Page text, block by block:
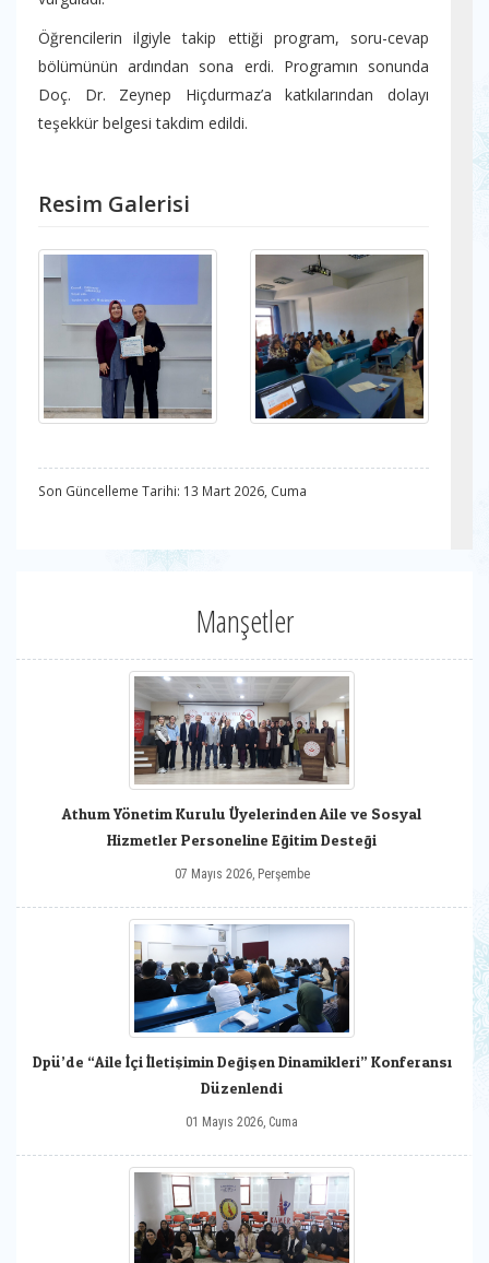
Öğrencilerin ilgiyle takip ettiği program, soru-cevap
bölümünün ardından sona erdi. Programın sonunda
Doç. Dr. Zeynep Hiçdurmaz’a katkılarından dolayı
teşekkür belgesi takdim edildi.
Resim Galerisi
Son Güncelleme Tarihi: 13 Mart 2026, Cuma
Manşetler
Athum Yönetim Kurulu Üyelerinden Aile ve Sosyal
Hizmetler Personeline Eğitim Desteği
07 Mayıs 2026, Perşembe
Dpü’de “Aile İçi İletişimin Değişen Dinamikleri” Konferansı
Düzenlendi
01 Mayıs 2026, Cuma